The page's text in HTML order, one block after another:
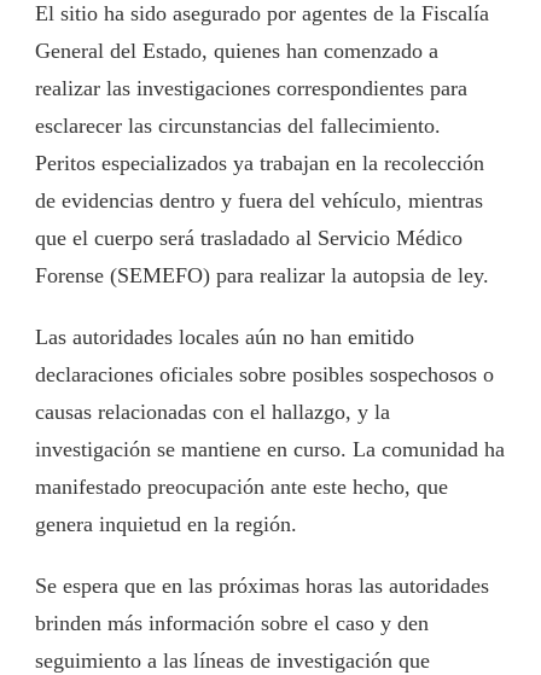
El sitio ha sido asegurado por agentes de la Fiscalía
General del Estado, quienes han comenzado a
realizar las investigaciones correspondientes para
esclarecer las circunstancias del fallecimiento.
Peritos especializados ya trabajan en la recolección
de evidencias dentro y fuera del vehículo, mientras
que el cuerpo será trasladado al Servicio Médico
Forense (SEMEFO) para realizar la autopsia de ley.
Las autoridades locales aún no han emitido
declaraciones oficiales sobre posibles sospechosos o
causas relacionadas con el hallazgo, y la
investigación se mantiene en curso. La comunidad ha
manifestado preocupación ante este hecho, que
genera inquietud en la región.
Se espera que en las próximas horas las autoridades
brinden más información sobre el caso y den
seguimiento a las líneas de investigación que